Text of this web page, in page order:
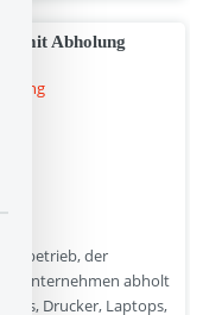
mit Abholung
der
Unternehmen abholt
PCs, Drucker, Laptops,